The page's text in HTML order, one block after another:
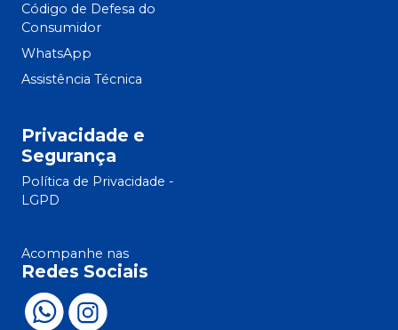
Código de Defesa do
Consumidor
WhatsApp
Assistência Técnica
Privacidade e
Segurança
Política de Privacidade -
LGPD
Acompanhe nas
Redes Sociais